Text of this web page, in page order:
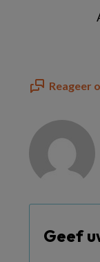
Reageer
Geef